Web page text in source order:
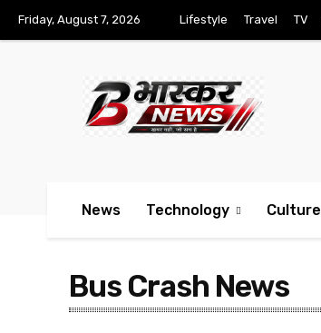
Friday, August 7, 2026 Lifestyle Travel TV
News Technology Culture
Bus Crash News